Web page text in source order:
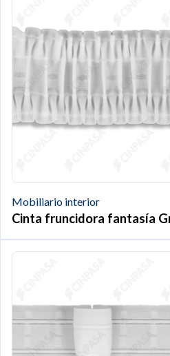
Mobiliario interior
Cinta fruncidora fantasía